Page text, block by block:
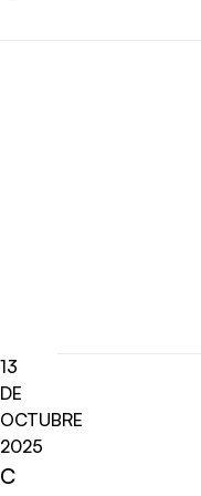
13
DE
OCTUBRE
2025
C